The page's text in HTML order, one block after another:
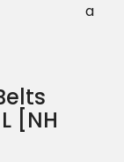
a
[NH